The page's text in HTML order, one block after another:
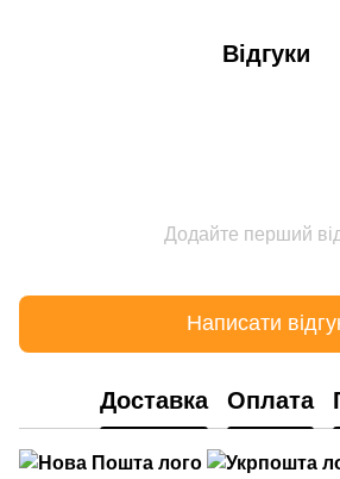
Відгуки
Додайте перший
Написати
Доставка Оплата